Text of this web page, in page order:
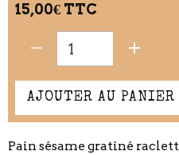
15,00€ TTC
AJOUTER AU PANIER
Pain sésame gratiné